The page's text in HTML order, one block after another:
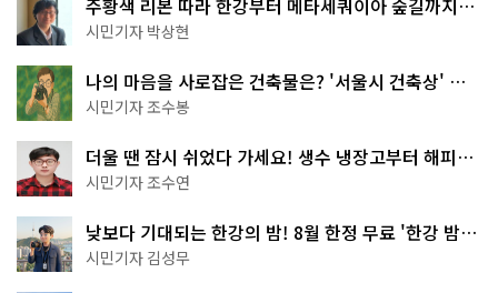
주황색 리본 따라 한강부터 메타세쿼이아 숲길까지…
서울둘레길 15코스
시민기자 박상현
나의 마음을 사로잡은 건축물은? '서울시 건축상' 수
상작 공개!
시민기자 조수봉
더울 땐 잠시 쉬었다 가세요! 생수 냉장고부터 해피소
·무더위쉼터까지
시민기자 조수연
낮보다 기대되는 한강의 밤! 8월 한정 무료 '한강 밤
핑' 예약은?
시민기자 김성무